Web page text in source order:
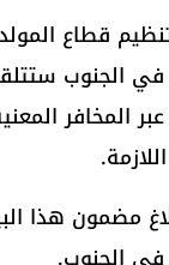
قطاع
في الجنوب
المخافر
مضمون هذا